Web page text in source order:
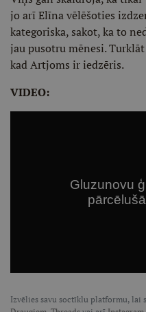
jo arī Elīna vēlēšoties
kategoriska, sakot, ka to
jau pusotru mēnesi.
kad Artjoms ir iedzēris.
VIDEO:
Izvēlies savu soctīklu platformu, lai